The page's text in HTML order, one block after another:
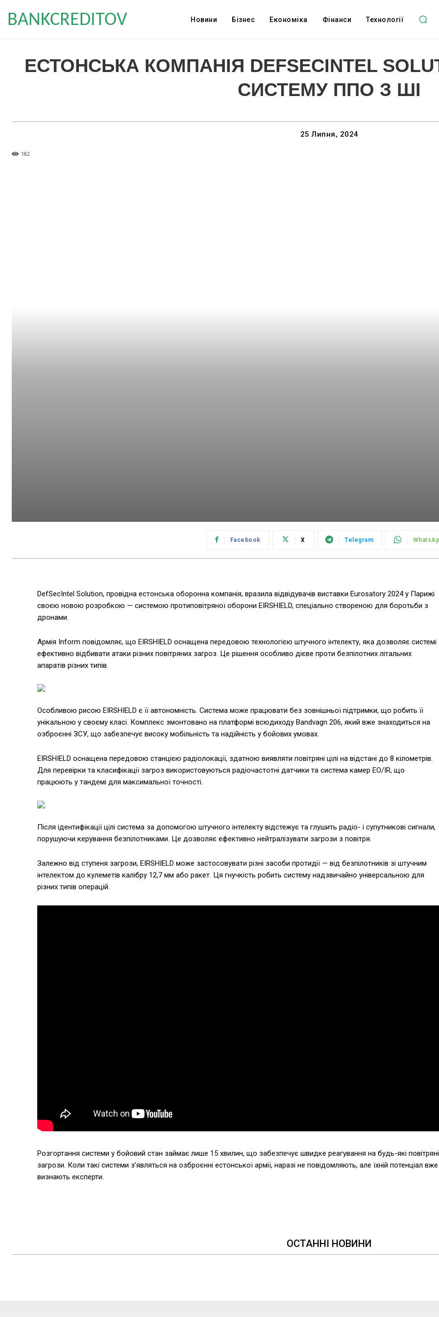
BANKCREDITOV Новини Бізнес Економіка Фінанси Технології
ЕСТОНСЬКА КОМПАНІЯ DEFSECINTEL
СИСТЕМУ ППО З ШІ
25 Липня, 2024
182
Facebook X Telegram
DefSecIntel Solution, провідна естонська оборонна компанія, вразила відвідувачів виставки Eurosatory 2024 у Парижі
своєю новою розробкою — системою протиповітряної оборони EIRSHIELD, спеціально створеною для боротьби з
дронами.
Армія Inform повідомляє, що EIRSHIELD оснащена передовою технологією штучного інтелекту, яка дозволяє системі
ефективно відбивати атаки різних повітряних загроз. Це рішення особливо дієве проти безпілотних літальних
апаратів різних типів.
Особливою рисою EIRSHIELD є її автономність. Система може працювати без зовнішньої підтримки, що робить її
унікальною у своєму класі. Комплекс змонтовано на платформі всюдиходу Bandvagn 206, який вже знаходиться на
озброєнні ЗСУ, що забезпечує високу мобільність та надійність у бойових умовах.
EIRSHIELD оснащена передовою станцією радіолокації, здатною виявляти повітряні цілі на відстані до 8 кілометрів.
Для перевірки та класифікації загроз використовуються радіочастотні датчики та система камер EO/IR, що
працюють у тандемі для максимальної точності.
Після ідентифікації цілі система за допомогою штучного інтелекту відстежує та глушить радіо- і супутникові сигнали,
порушуючи керування безпілотниками. Це дозволяє ефективно нейтралізувати загрози з повітря.
Залежно від ступеня загрози, EIRSHIELD може застосовувати різні засоби протидії — від безпілотників зі штучним
інтелектом до кулеметів калібру 12,7 мм або ракет. Ця гнучкість робить систему надзвичайно універсальною для
різних типів операцій.
Розгортання системи у бойовий стан займає лише 15 хвилин, що забезпечує швидке реагування на будь-які повітряні
загрози. Коли такі системи з’являться на озброєнні естонської армії, наразі не повідомляють, але їхній потенціал вже
визнають експерти.
ОСТАННІ НОВИНИ